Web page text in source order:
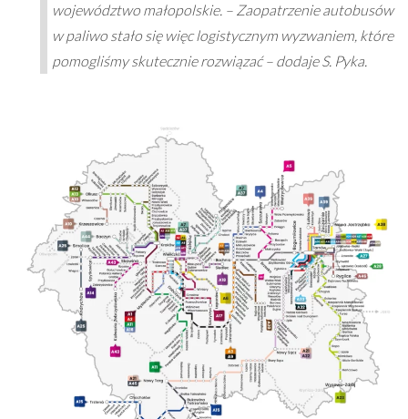
województwo małopolskie. – Zaopatrzenie autobusów
w paliwo stało się więc logistycznym wyzwaniem, które
pomogliśmy skutecznie rozwiązać – dodaje S. Pyka.